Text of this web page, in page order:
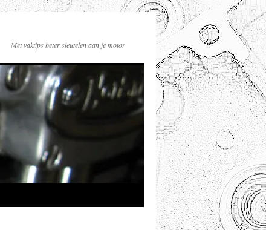
Met vaktips beter sleutelen aan je motor